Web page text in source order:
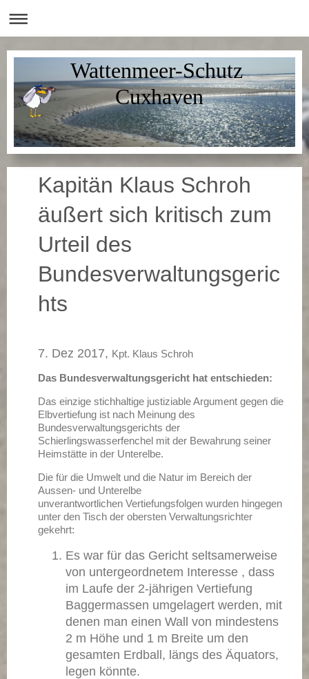
Wattenmeer-Schutz
Cuxhaven
Kapitän Klaus Schroh
äußert sich kritisch zum
Urteil des
Bundesverwaltungsgeric
hts
7. Dez 2017, Kpt. Klaus Schroh
Das Bundesverwaltungsgericht hat entschieden:
Das einzige stichhaltige justiziable Argument gegen die
Elbvertiefung ist nach Meinung des
Bundesverwaltungsgerichts der
Schierlingswasserfenchel mit der Bewahrung seiner
Heimstätte in der Unterelbe.
Die für die Umwelt und die Natur im Bereich der
Aussen- und Unterelbe
unverantwortlichen Vertiefungsfolgen wurden hingegen
unter den Tisch der obersten Verwaltungsrichter
gekehrt:
Es war für das Gericht seltsamerweise
von untergeordnetem Interesse , dass
im Laufe der 2-jährigen Vertiefung
Baggermassen umgelagert werden, mit
denen man einen Wall von mindestens
2 m Höhe und 1 m Breite um den
gesamten Erdball, längs des Äquators,
legen könnte.